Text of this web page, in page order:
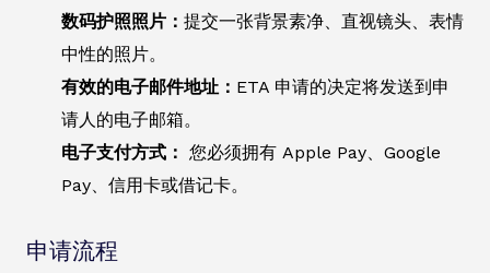
数码护照照片： 提交一张背景素净、直视镜头、表情
中性的照片。
有效的电子邮件地址： ETA 申请的决定将发送到申
请人的电子邮箱。
电子支付方式： 您必须拥有 Apple Pay、Google
Pay、信用卡或借记卡。
申请流程